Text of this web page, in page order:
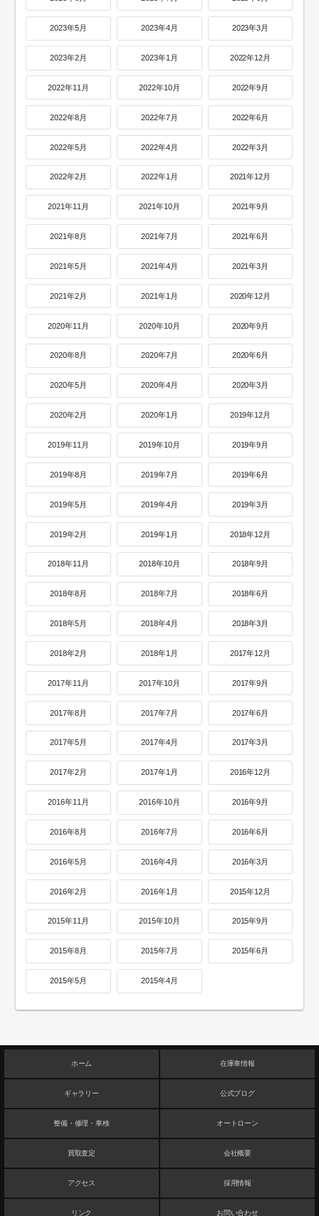
2023年5月 2023年4月 2023年3月
2023年2月 2023年1月 2022年12月
2022年11月 2022年10月 2022年9月
2022年8月 2022年7月 2022年6月
2022年5月 2022年4月 2022年3月
2022年2月 2022年1月 2021年12月
2021年11月 2021年10月 2021年9月
2021年8月 2021年7月 2021年6月
2021年5月 2021年4月 2021年3月
2021年2月 2021年1月 2020年12月
2020年11月 2020年10月 2020年9月
2020年8月 2020年7月 2020年6月
2020年5月 2020年4月 2020年3月
2020年2月 2020年1月 2019年12月
2019年11月 2019年10月 2019年9月
2019年8月 2019年7月 2019年6月
2019年5月 2019年4月 2019年3月
2019年2月 2019年1月 2018年12月
2018年11月 2018年10月 2018年9月
2018年8月 2018年7月 2018年6月
2018年5月 2018年4月 2018年3月
2018年2月 2018年1月 2017年12月
2017年11月 2017年10月 2017年9月
2017年8月 2017年7月 2017年6月
2017年5月 2017年4月 2017年3月
2017年2月 2017年1月 2016年12月
2016年11月 2016年10月 2016年9月
2016年8月 2016年7月 2016年6月
2016年5月 2016年4月 2016年3月
2016年2月 2016年1月 2015年12月
2015年11月 2015年10月 2015年9月
2015年8月 2015年7月 2015年6月
2015年5月 2015年4月
ホーム 在庫車情報
ギャラリー 公式ブログ
整備・修理・車検 オートローン
買取査定 会社概要
アクセス 採用情報
リンク お問い合わせ